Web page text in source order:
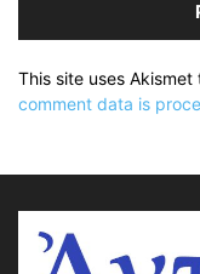
This site uses
comment data is